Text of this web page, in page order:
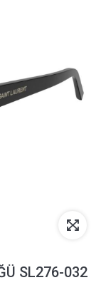
SL276-032